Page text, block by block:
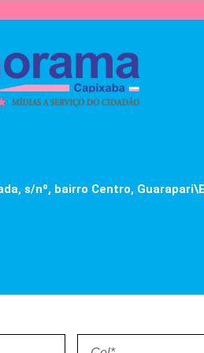
s/nº, bairro Centro,